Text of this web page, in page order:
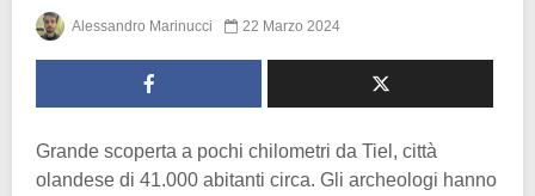
Alessandro Marinucci 22 Marzo 2024
Grande scoperta a pochi chilometri da Tiel, città
olandese di 41.000 abitanti circa. Gli archeologi hanno